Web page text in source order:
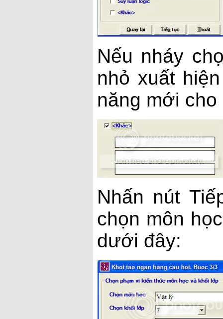
Nếu nháy
nhỏ xuất
năng mới cho
Nhấn nút
chọn môn
dưới đây: